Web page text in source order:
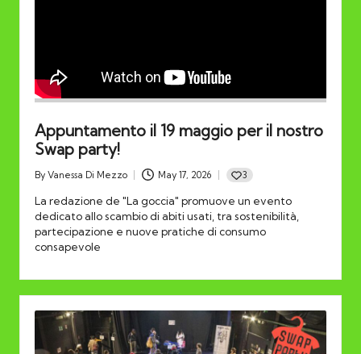
Appuntamento il 19 maggio per il nostro
Swap party!
Posted
by
By Vanessa Di Mezzo May 17, 2026 3
La redazione de "La goccia" promuove un evento
dedicato allo scambio di abiti usati, tra sostenibilità,
partecipazione e nuove pratiche di consumo
consapevole